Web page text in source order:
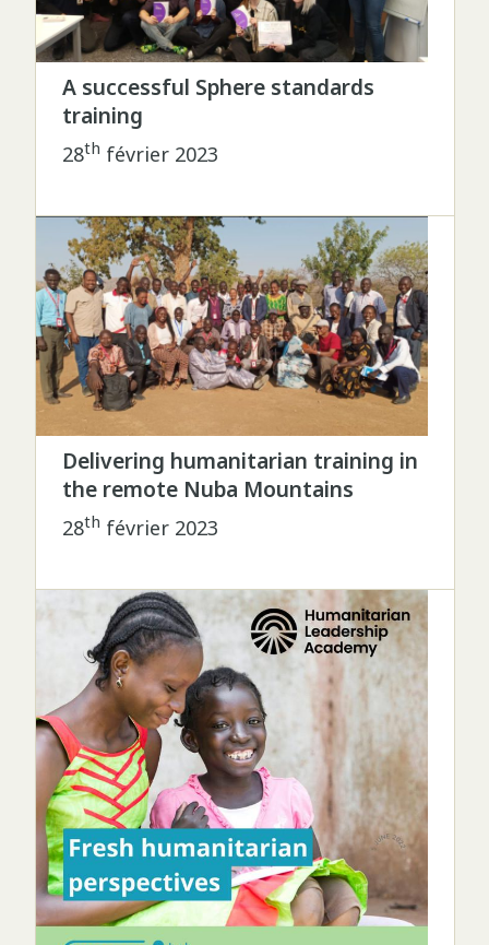
A successful Sphere standards
training
28th février 2023
Delivering humanitarian training in
the remote Nuba Mountains
28th février 2023